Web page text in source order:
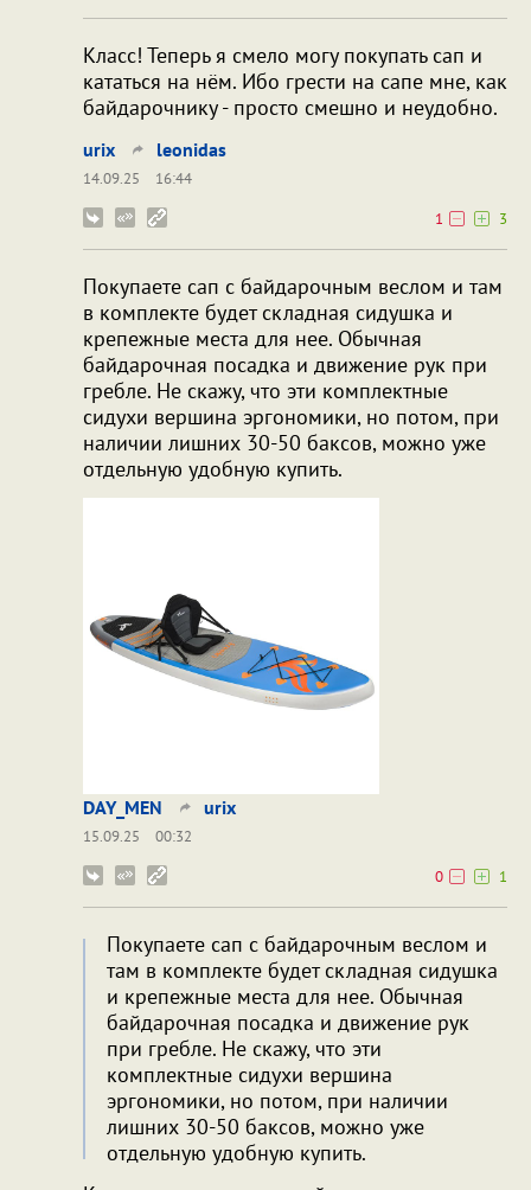
Класс! Теперь я смело могу покупать сап и
кататься на нём. Ибо грести на сапе мне, как
байдарочнику - просто смешно и неудобно.
urix leonidas
14.09.25
16:44
1
3
Покупаете сап с байдарочным веслом и там
в комплекте будет складная сидушка и
крепежные места для нее. Обычная
байдарочная посадка и движение рук при
гребле. Не скажу, что эти комплектные
сидухи вершина эргономики, но потом, при
наличии лишних 30-50 баксов, можно уже
отдельную удобную купить.
DAY_MEN urix
15.09.25
00:32
0
1
Покупаете сап с байдарочным веслом и
там в комплекте будет складная сидушка
и крепежные места для нее. Обычная
байдарочная посадка и движение рук
при гребле. Не скажу, что эти
комплектные сидухи вершина
эргономики, но потом, при наличии
лишних 30-50 баксов, можно уже
отдельную удобную купить.